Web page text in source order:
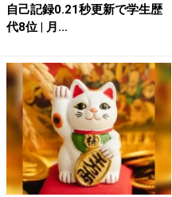
自己記録0.21秒更新で学生歴
代8位 | 月...